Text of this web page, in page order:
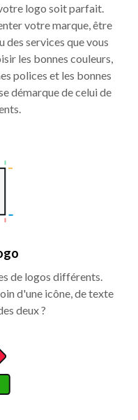
logo soit parfait.
votre marque, être
des services que vous
les bonnes couleurs,
polices et les bonnes
démarque de celui de
de logos différents.
d'une icône, de texte
deux ?